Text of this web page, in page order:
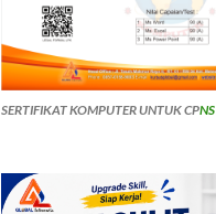
SERTIFIKAT KOMPUTER UNTUK CPNS